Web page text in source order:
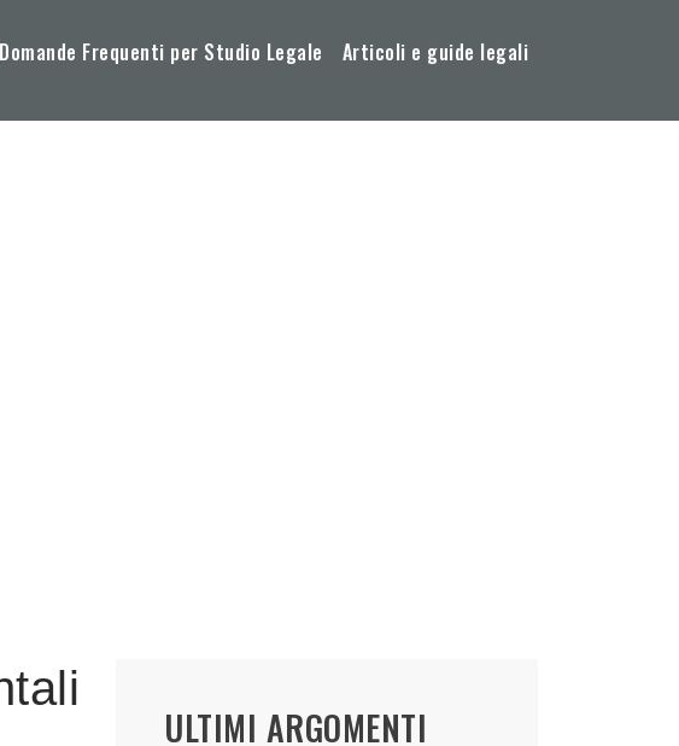
Domande Frequenti per Studio Legale Articoli e guide legali
ULTIMI ARGOMENTI